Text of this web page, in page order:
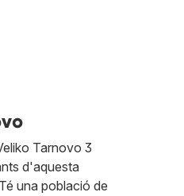
Tarnovo 3
d'aquesta
una població de